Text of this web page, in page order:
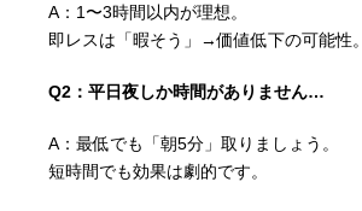
A：1〜3時間以内が理想。
即レスは「暇そう」→価値低下の可能性。
Q2：平日夜しか時間がありません…
A：最低でも「朝5分」取りましょう。
短時間でも効果は劇的です。